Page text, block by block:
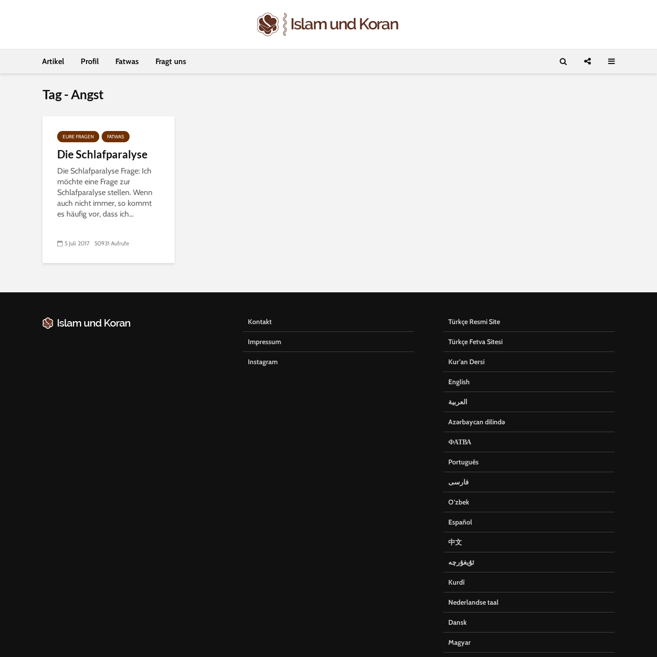
Artikel Profil Fatwas Fragt uns
Tag - Angst
EURE FRAGEN FATWAS
Die Schlafparalyse
Die Schlafparalyse Frage: Ich
möchte eine Frage zur
Schlafparalyse stellen. Wenn
auch nicht immer, so kommt
es häufig vor, dass ich...
5 Juli 2017 50931 Aufrufe
Kontakt
Impressum
Instagram
Türkçe Resmi Site
Türkçe Fetva Sitesi
Kur’an Dersi
English
العربية
Azərbaycan dilində
ФАТВА
Português
فارسی
O’zbek
Español
中文
ئۇيغۇرچە
Kurdî
Nederlandse taal
Dansk
Magyar